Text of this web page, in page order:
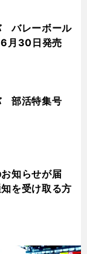
バレーボール
月30日発売
部活特集号
知らせが届
を受け取る方